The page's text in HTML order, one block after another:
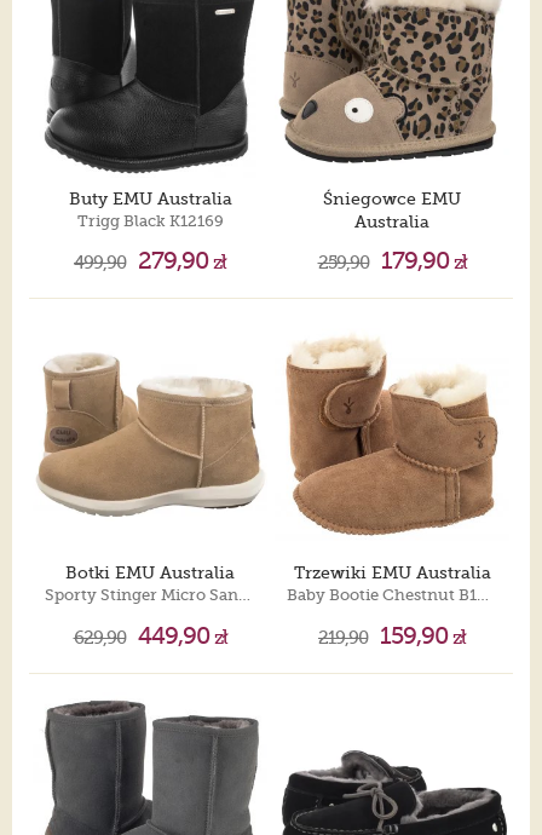
Buty EMU Australia
Trigg Black K12169
499,90 279,90zł
Śniegowce EMU
Australia
259,90 179,90zł
Botki EMU Australia
Sporty Stinger Micro Sand W13093
629,90 449,90zł
Trzewiki EMU Australia
Baby Bootie Chestnut B10310
219,90 159,90zł